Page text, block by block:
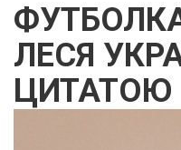
ЛЕСЯ
ЦИТАТОЮ